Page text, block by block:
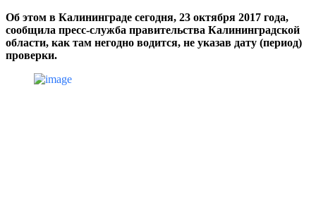
Об этом в Калининграде сегодня, 23 октября 2017 года,
сообщила пресс-служба правительства Калининградской
области, как там негодно водится, не указав дату (период)
проверки.